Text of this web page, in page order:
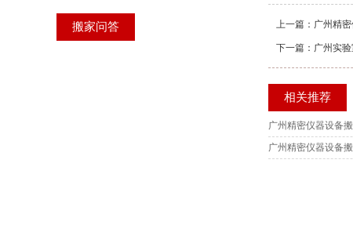
上一篇： 广州精
下一篇： 广州实
相关推荐
广州精密仪器设备
广州精密仪器设备
搬家问答